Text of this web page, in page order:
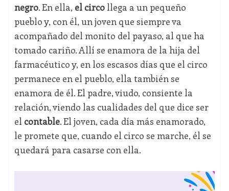
negro. En ella, el circollega a un pequeño
pueblo y, con él, un joven que siempre va
acompañado del monito del payaso, al que ha
tomado cariño. Allí se enamora de la hija del
farmacéutico y, en los escasos días que el circo
permanece en el pueblo, ella también se
enamora de él. El padre, viudo, consiente la
relación, viendo las cualidades del que dice ser
el contable. El joven, cada día más enamorado,
le promete que, cuando el circo se marche, él se
quedará para casarse con ella.